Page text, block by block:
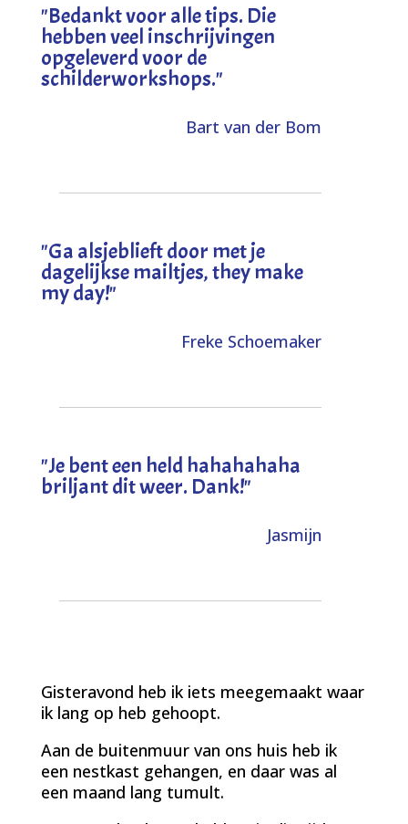
"Bedankt voor alle tips. Die
hebben veel inschrijvingen
opgeleverd voor de
schilderworkshops."
Bart van der Bom
"Ga alsjeblieft door met je
dagelijkse mailtjes, they make
my day!"
Freke Schoemaker
"Je bent een held hahahahaha
briljant dit weer. Dank!"
Jasmijn
Gisteravond heb ik iets meegemaakt waar
ik lang op heb gehoopt.
Aan de buitenmuur van ons huis heb ik
een nestkast gehangen, en daar was al
een maand lang tumult.